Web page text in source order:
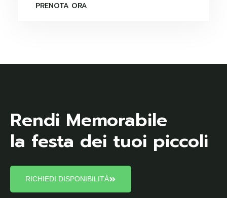
PRENOTA ORA
Rendi Memorabile
la festa dei tuoi piccoli
RICHIEDI DISPONIBILITÀ